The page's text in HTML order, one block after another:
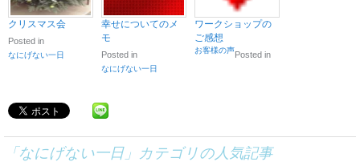
クリスマス会
Posted in
なにげない一日
幸せについてのメ
モ
Posted in
なにげない一日
ワークショップの
ご感想
Posted in
お客様の声
「なにげない一日」カテゴリの人気記事